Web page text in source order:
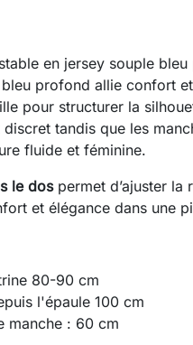
en jersey souple
profond allie confort
pour structurer la
tandis que les
fluide et féminine.
le dospermet d’ajuster la
et élégance dans une
80-90 cm
l'épaule 100 cm
manche : 60 cm